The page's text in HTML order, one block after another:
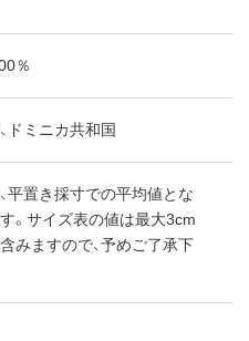
％
ドミニカ共和国
平置き採寸での平均値とな
。サイズ表の値は最大3cm
みますので、予めご了承下